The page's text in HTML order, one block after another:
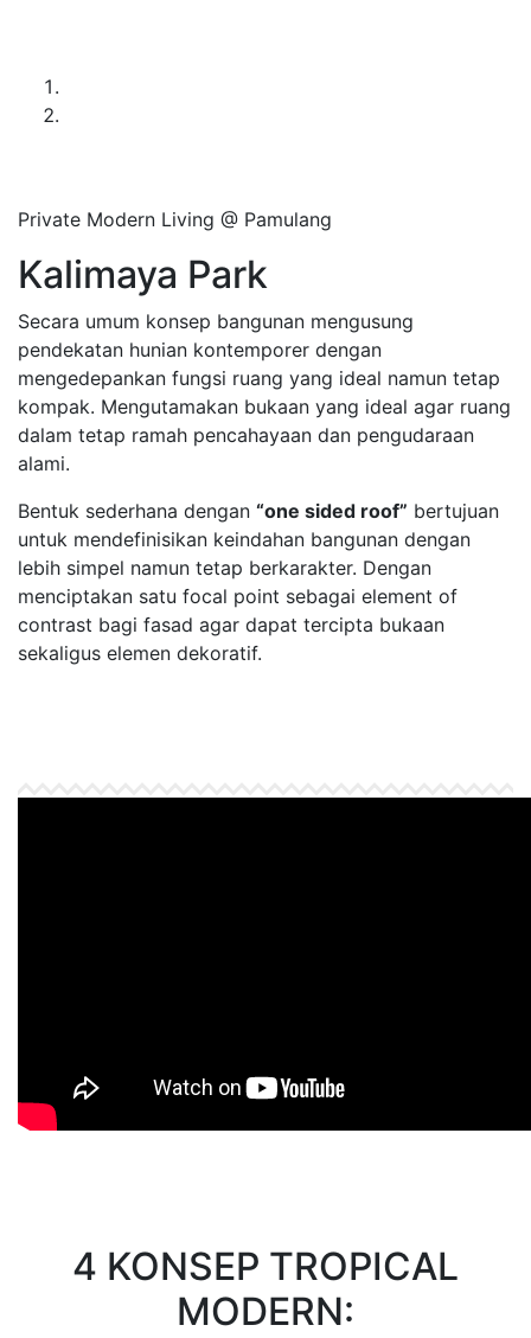
Private Modern Living @ Pamulang
Kalimaya Park
Secara umum konsep bangunan mengusung
pendekatan hunian kontemporer dengan
mengedepankan fungsi ruang yang ideal namun tetap
kompak. Mengutamakan bukaan yang ideal agar ruang
dalam tetap ramah pencahayaan dan pengudaraan
alami.
Bentuk sederhana dengan “one sided roof” bertujuan
untuk mendefinisikan keindahan bangunan dengan
lebih simpel namun tetap berkarakter. Dengan
menciptakan satu focal point sebagai element of
contrast bagi fasad agar dapat tercipta bukaan
sekaligus elemen dekoratif.
4 KONSEP TROPICAL
MODERN: